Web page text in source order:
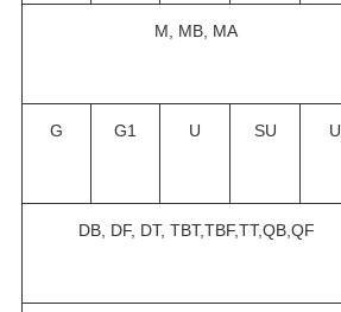
M, MB, MA
G G1 U SU U
DB, DF, DT, TBT,TBF,TT,QB,QF